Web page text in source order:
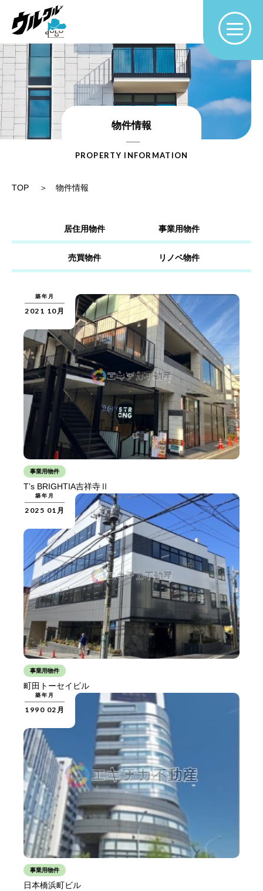
物件情報
PROPERTY INFORMATION
TOP 物件情報
居住用物件 事業用物件
売買物件 リノベ物件
築年月
2021 10月
事業用物件
T’s BRIGHTIA吉祥寺Ⅱ
築年月
2025 01月
事業用物件
町田トーセイビル
築年月
1990 02月
事業用物件
日本橋浜町ビル